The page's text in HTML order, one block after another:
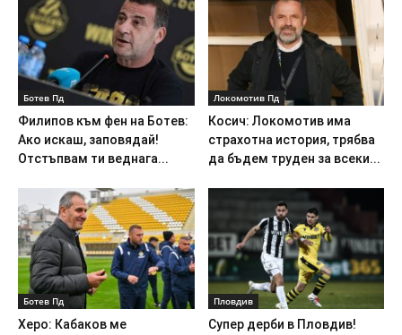
Ботев Пд
Филипов към фен на Ботев:
Ако искаш, заповядай!
Отстъпвам ти веднага...
Локомотив Пд
Косич: Локомотив има
страхотна история, трябва
да бъдем труден за всеки...
Ботев Пд
Херо: Кабаков ме
Пловдив
Супер дерби в Пловдив!